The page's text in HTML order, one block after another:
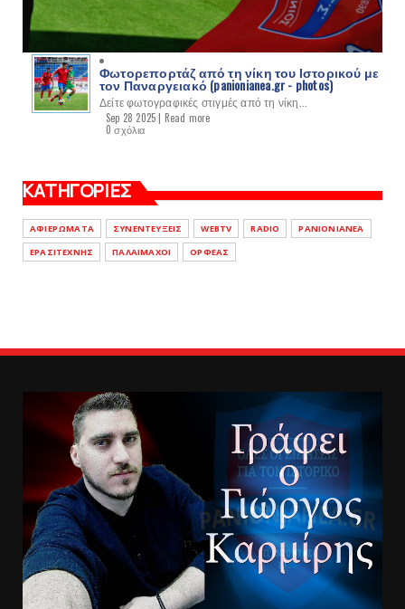
Φωτορεπορτάζ από τη νίκη του Ιστορικού με
τον Παναργειακό (panionianea.gr - photos)
Δείτε φωτογραφικές στιγμές από τη νίκη...
Sep 28 2025 | Read more
0 σχόλια
ΚΑΤΗΓΟΡΙΕΣ
ΑΦΙΕΡΩΜΑΤΑ ΣΥΝΕΝΤΕΥΞΕΙΣ WEBTV RADIO
PANIONIANEA
ΕΡΑΣΙΤΕΧΝΗΣ
ΠΑΛΑΙΜΑΧΟΙ ΟΡΦΕΑΣ